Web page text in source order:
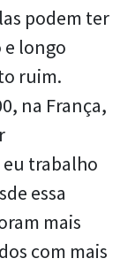
podem ter
e longo
ruim.
na França,
trabalho
essa
mais
com mais